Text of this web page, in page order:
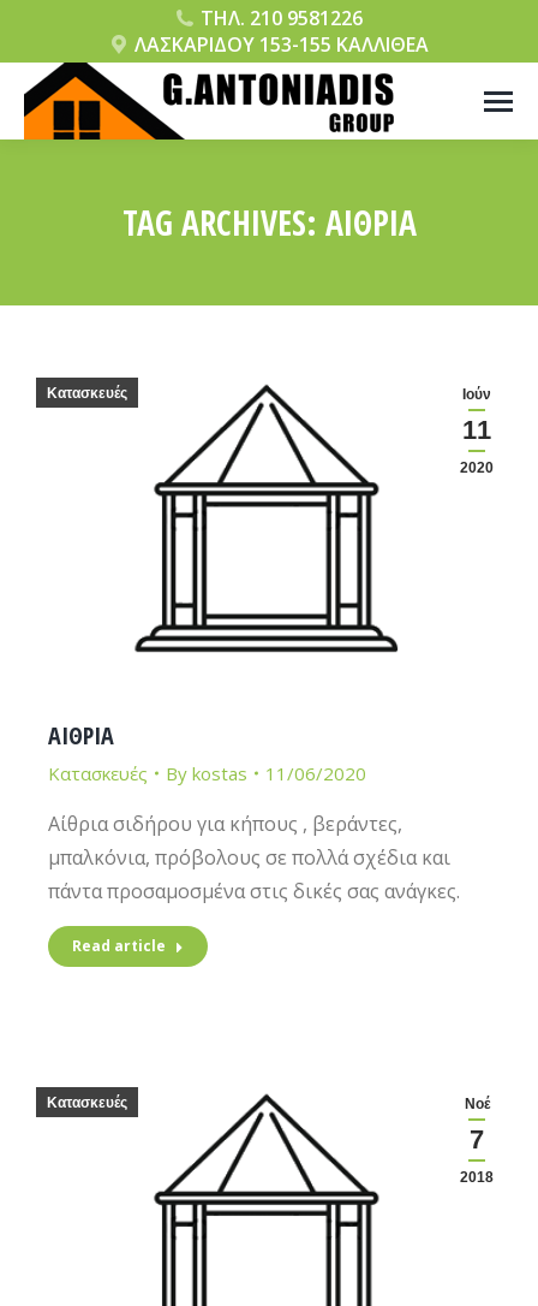
ΤΗΛ. 210 9581226
ΛΑΣΚΑΡΙΔΟΥ 153-155 ΚΑΛΛΙΘΕΑ
TAG ARCHIVES: ΑΊΘΡΙΑ
Ιούν
11
2020
Κατασκευές
ΑΙΘΡΙΑ
Κατασκευές By kostas 11/06/2020
Αίθρια σιδήρου για κήπους , βεράντες,
μπαλκόνια, πρόβολους σε πολλά σχέδια και
πάντα προσαμοσμένα στις δικές σας ανάγκες.
Read article
Νοέ
7
2018
Κατασκευές